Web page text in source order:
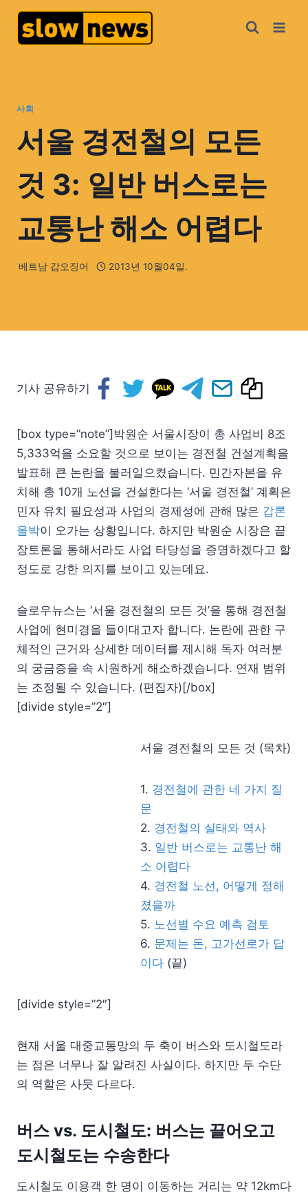
사회
서울 경전철의 모든
것 3: 일반 버스로는
교통난 해소 어렵다
베트남 갑오징어 2013년 10월04일.
기사 공유하기
[box type=”note”]박원순 서울시장이 총 사업비 8조
5,333억을 소요할 것으로 보이는 경전철 건설계획을
발표해 큰 논란을 불러일으켰습니다. 민간자본을 유
치해 총 10개 노선을 건설한다는 ‘서울 경전철’ 계획은
민자 유치 필요성과 사업의 경제성에 관해 많은 갑론
을박이 오가는 상황입니다. 하지만 박원순 시장은 끝
장토론을 통해서라도 사업 타당성을 증명하겠다고 할
정도로 강한 의지를 보이고 있는데요.
슬로우뉴스는 ‘서울 경전철의 모든 것’을 통해 경전철
사업에 현미경을 들이대고자 합니다. 논란에 관한 구
체적인 근거와 상세한 데이터를 제시해 독자 여러분
의 궁금증을 속 시원하게 해소하겠습니다. 연재 범위
는 조정될 수 있습니다. (편집자)[/box]
[divide style=”2″]
서울 경전철의 모든 것 (목차)
1. 경전철에 관한 네 가지 질
문
2. 경전철의 실태와 역사
3. 일반 버스로는 교통난 해
소 어렵다
4. 경전철 노선, 어떻게 정해
졌을까
5. 노선별 수요 예측 검토
6. 문제는 돈, 고가선로가 답
이다 (끝)
[divide style=”2″]
현재 서울 대중교통망의 두 축이 버스와 도시철도라
는 점은 너무나 잘 알려진 사실이다. 하지만 두 수단
의 역할은 사뭇 다르다.
버스 vs. 도시철도: 버스는 끌어오고
도시철도는 수송한다
도시철도 이용객 한 명이 이동하는 거리는 약 12km다